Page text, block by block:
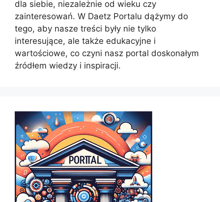
dla siebie, niezależnie od wieku czy
zainteresowań. W Daetz Portalu dążymy do
tego, aby nasze treści były nie tylko
interesujące, ale także edukacyjne i
wartościowe, co czyni nasz portal doskonałym
źródłem wiedzy i inspiracji.